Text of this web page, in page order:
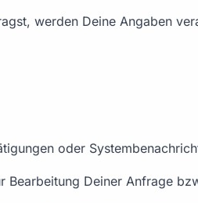
werden Deine Angaben
oder
Bearbeitung Deiner Anfrage